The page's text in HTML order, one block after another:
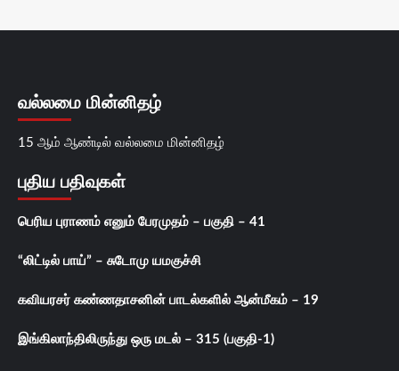
வல்லமை மின்னிதழ்
15 ஆம் ஆண்டில் வல்லமை மின்னிதழ்
புதிய பதிவுகள்
பெரிய புராணம் எனும் பேரமுதம் – பகுதி – 41
“லிட்டில் பாய்” – சுடோமு யமகுச்சி
கவியரசர் கண்ணதாசனின் பாடல்களில் ஆன்மீகம் – 19
இங்கிலாந்திலிருந்து ஒரு மடல் – 315 (பகுதி-1)